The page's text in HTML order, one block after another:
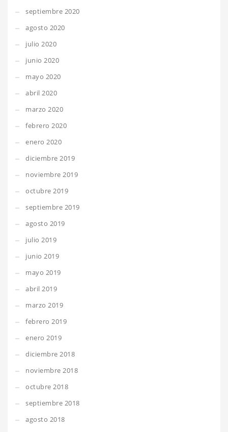
septiembre 2020
agosto 2020
julio 2020
junio 2020
mayo 2020
abril 2020
marzo 2020
febrero 2020
enero 2020
diciembre 2019
noviembre 2019
octubre 2019
septiembre 2019
agosto 2019
julio 2019
junio 2019
mayo 2019
abril 2019
marzo 2019
febrero 2019
enero 2019
diciembre 2018
noviembre 2018
octubre 2018
septiembre 2018
agosto 2018